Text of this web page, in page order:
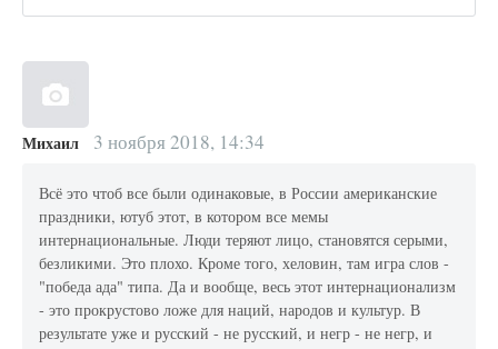
Михаил 3 ноября 2018, 14:34
Всё это чтоб все были одинаковые, в России американские
праздники, ютуб этот, в котором все мемы
интернациональные. Люди теряют лицо, становятся серыми,
безликими. Это плохо. Кроме того, хеловин, там игра слов -
"победа ада" типа. Да и вообще, весь этот интернационализм
- это прокрустово ложе для наций, народов и культур. В
результате уже и русский - не русский, и негр - не негр, и